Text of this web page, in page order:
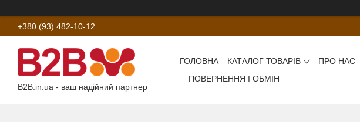
+380 (93) 482-10-12
B2B.in.ua - ваш надійний партнер
ГОЛОВНА КАТАЛОГ ТОВАРІВ ПРО НАС
ПОВЕРНЕННЯ І ОБМІН